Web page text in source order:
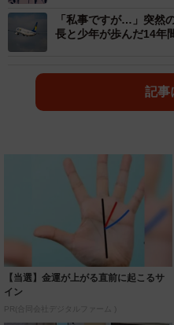
「私事ですが…」突然
長と少年が歩んだ14年
記事
【当選】金運が上がる直前に起こるサ
イン
PR(合同会社デジタルファーム )